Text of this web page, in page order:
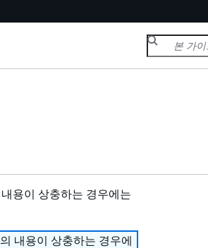
용이 상충하는 경우에는
내용이 상충하는 경우에